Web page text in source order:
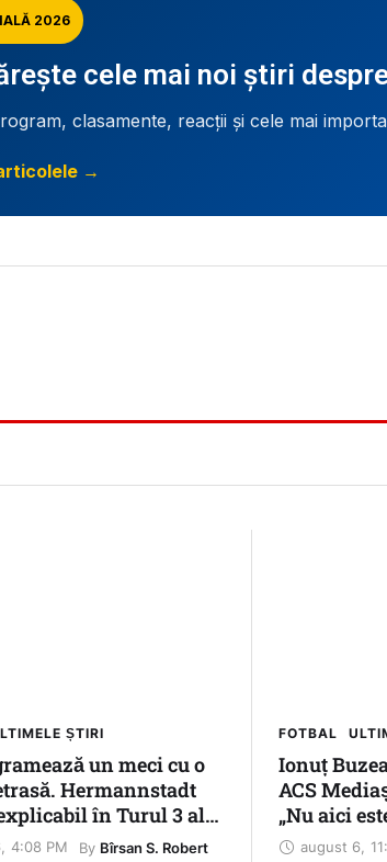
2026
cele mai noi știri
clasamente, reacții și cele mai
→
ȘTIRI
un meci cu o
Hermannstadt
în Turul 3 al
, 4:08 PM By Bîrsan S. Robert
FOTBAL
Ionuț
ACS
„Nu aici
august 6,